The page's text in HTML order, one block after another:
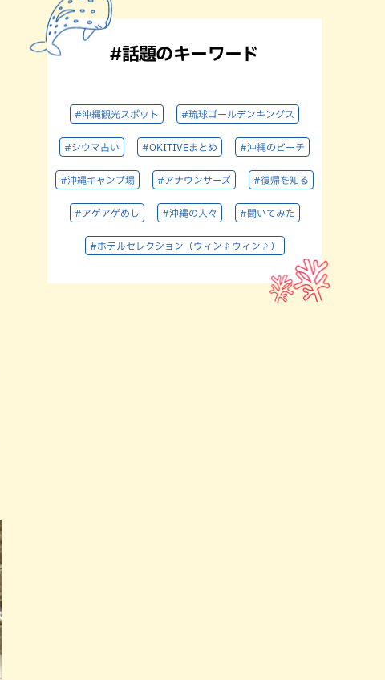
#話題のキーワード
#沖縄観光スポット #琉球ゴールデンキングス
#シウマ占い #OKITIVEまとめ #沖縄のビーチ
#沖縄キャンプ場 #アナウンサーズ #復帰を知る
#アゲアゲめし #沖縄の人々 #聞いてみた
#ホテルセレクション（ウィン♪ウィン♪）